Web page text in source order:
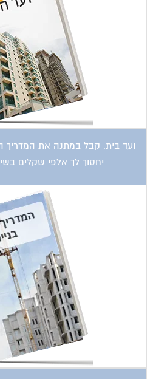
ועד בית, קבל במתנה את המדריך
יחסוך לך אלפי שקלים